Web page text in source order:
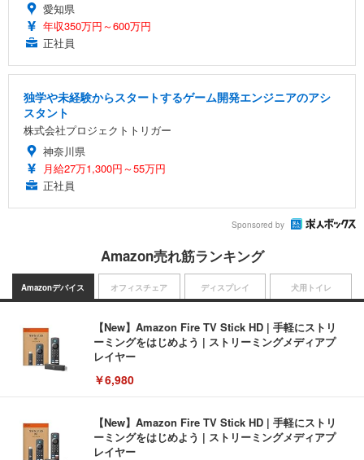
愛知県
年収350万円～600万円
正社員
独学や未経験からスタートするゲーム開発エンジニアのアシ
スタント
株式会社プロジェクトトリガー
神奈川県
月給27万1,300円～55万円
正社員
Sponsored by
Amazon売れ筋ランキング
Amazonデバイス
【New】Amazon Fire TV Stick HD | 手軽にストリ
ーミングをはじめよう | ストリーミングメディアプ
レイヤー
￥6,980
【New】Amazon Fire TV Stick HD | 手軽にストリ
ーミングをはじめよう | ストリーミングメディアプ
レイヤー
オフィスチェア ディスプレイ 犬用トイレ